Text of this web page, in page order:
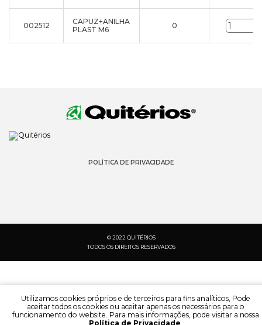
002512
CAPUZ+ANILHA
PLAST M6
0
POLÍTICA DE PRIVACIDADE
© 2022 QUITÉRIOS
TODOS OS DIREITOS RESERVADOS
Utilizamos cookies próprios e de terceiros para fins analíticos, Pode
aceitar todos os cookies ou aceitar apenas os necessários para o
funcionamento do website. Para mais informações, pode visitar a nossa
Política de Privacidade